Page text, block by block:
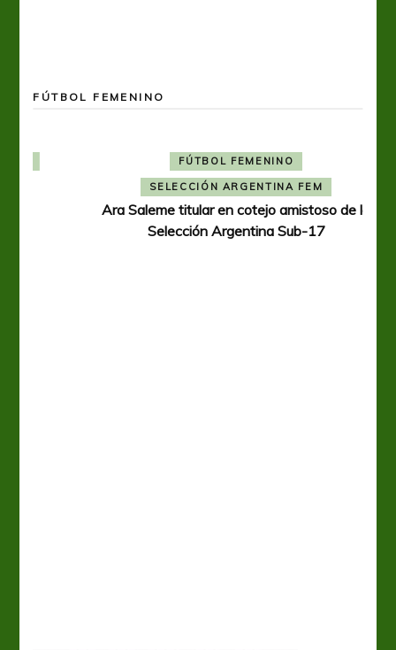
FÚTBOL FEMENINO
FÚTBOL FEMENINO
SELECCIÓN ARGENTINA FEM
Ara Saleme titular en cotejo amistoso de la
Selección Argentina Sub-17